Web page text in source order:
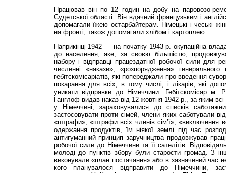
Працював він по 12 годин на добу на паровозо-
Судетської області. Він вдячний французьким і
допомагали їжею остарбайтерам. Німецькі і чеські
на фронті, також допомагали хлібом і картоплею.
Наприкінці 1942 — на початку 1943 р. окупаційна
до населення, яке, за своєю більшістю,
набору і відправці працездатної робочої сили для
численні «накази», «розпорядження»
гебітскомісаріатів, які попереджали про введення
покарання для всіх, в тому числі, і лікарів, які
уникати відправки до Німеччини. Гебітскомісар м.
Ганглоф видав наказ від 12 жовтня 1942 р., за яким всі
у Німеччині, зараховувалися до списків
застосовувати проти сімей, члени яких саботували
«штрафи», «штрафи всіх членів сім’ї», «виключення
одержання продуктів, їм ніякої землі під час
антигуманний принцип заручництва продовжував
робочої сили до Німеччини та її сателітів.
молоді до пунктів збору були старости громад. З
виконували «план постачання» або в зазначений час
кого планувалося відправити до Німеччини,